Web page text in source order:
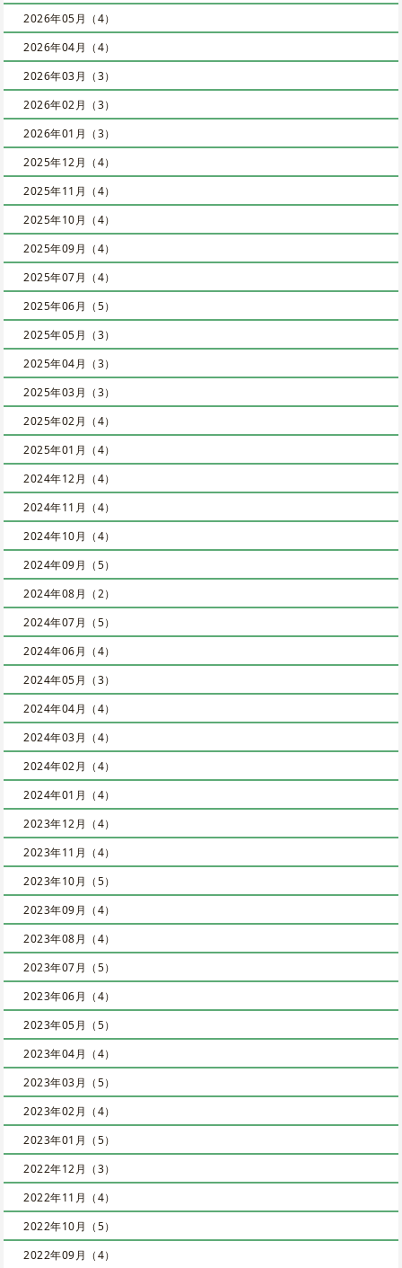
2026年05月（4）
2026年04月（4）
2026年03月（3）
2026年02月（3）
2026年01月（3）
2025年12月（4）
2025年11月（4）
2025年10月（4）
2025年09月（4）
2025年07月（4）
2025年06月（5）
2025年05月（3）
2025年04月（3）
2025年03月（3）
2025年02月（4）
2025年01月（4）
2024年12月（4）
2024年11月（4）
2024年10月（4）
2024年09月（5）
2024年08月（2）
2024年07月（5）
2024年06月（4）
2024年05月（3）
2024年04月（4）
2024年03月（4）
2024年02月（4）
2024年01月（4）
2023年12月（4）
2023年11月（4）
2023年10月（5）
2023年09月（4）
2023年08月（4）
2023年07月（5）
2023年06月（4）
2023年05月（5）
2023年04月（4）
2023年03月（5）
2023年02月（4）
2023年01月（5）
2022年12月（3）
2022年11月（4）
2022年10月（5）
2022年09月（4）